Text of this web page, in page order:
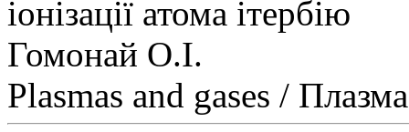
іонізації атома ітербію
Гомонай О.І.
Plasmas and gases / Плазма